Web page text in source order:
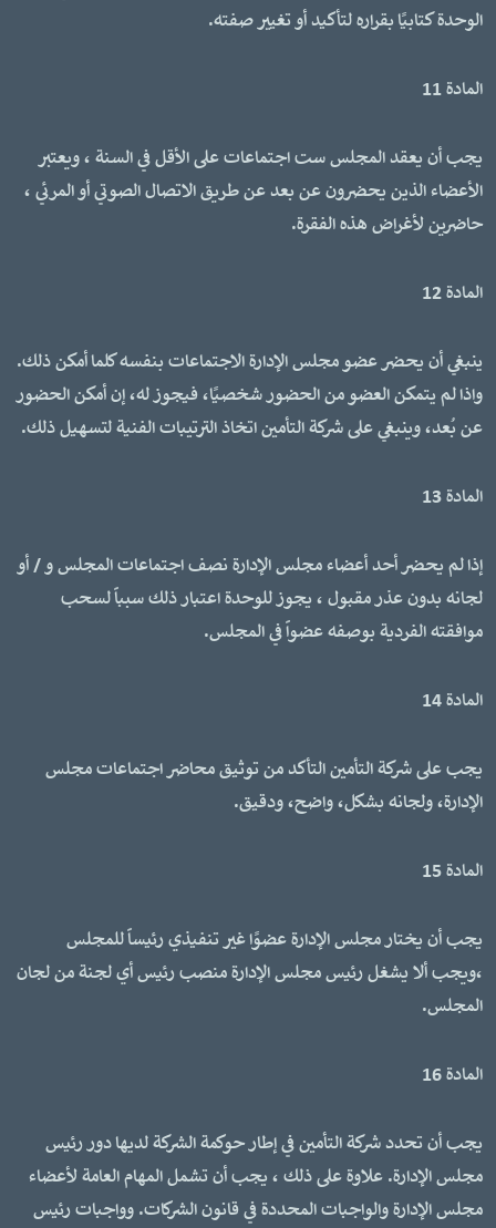
الوحدة كتابيًا بقراره لتأكيد أو تغيير صفته.
المادة 11
يجب أن يعقد المجلس ست اجتماعات على الأقل في السنة ، ويعتبر
الأعضاء الذين يحضرون عن بعد عن طريق الاتصال الصوتي أو المرئي ،
حاضرين لأغراض هذه الفقرة.
المادة 12
ينبغي أن يحضر عضو مجلس الإدارة الاجتماعات بنفسه كلما أمكن ذلك.
واذا لم يتمكن العضو من الحضور شخصيًا، فيجوز له، إن أمكن الحضور
عن بُعد، وينبغي على شركة التأمين اتخاذ الترتيبات الفنية لتسهيل ذلك.
المادة 13
إذا لم يحضر أحد أعضاء مجلس الإدارة نصف اجتماعات المجلس و / أو
لجانه بدون عذر مقبول ، يجوز للوحدة اعتبار ذلك سبباً لسحب
موافقته الفردية بوصفه عضواً في المجلس.
المادة 14
يجب على شركة التأمين التأكد من توثيق محاضر اجتماعات مجلس
الإدارة، ولجانه بشكل، واضح، ودقيق.
المادة 15
يجب أن يختار مجلس الإدارة عضوًا غير تنفيذي رئيساً للمجلس
،ويجب ألا يشغل رئيس مجلس الإدارة منصب رئيس أي لجنة من لجان
المجلس.
المادة 16
يجب أن تحدد شركة التأمين في إطار حوكمة الشركة لديها دور رئيس
مجلس الإدارة. علاوة على ذلك ، يجب أن تشمل المهام العامة لأعضاء
مجلس الإدارة والواجبات المحددة في قانون الشركات. وواجبات رئيس